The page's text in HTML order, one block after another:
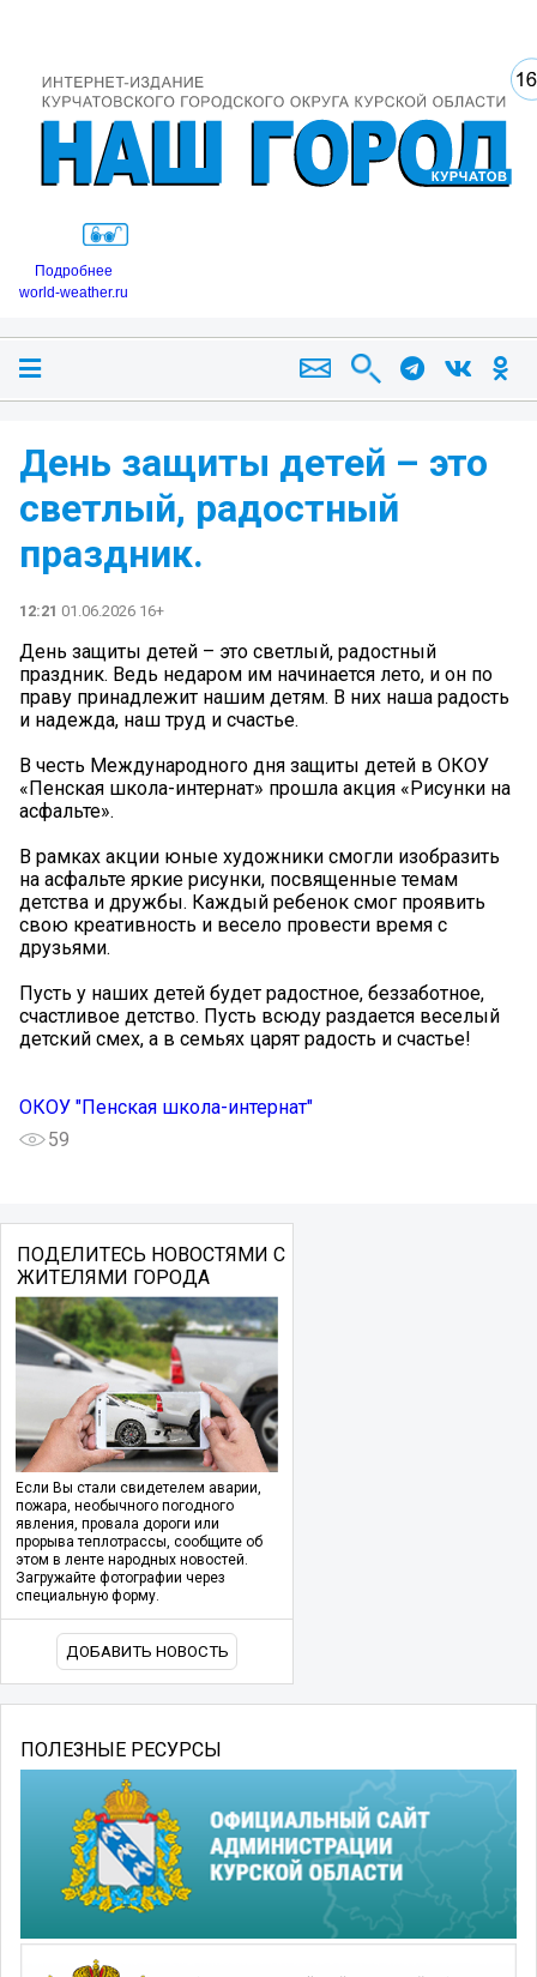
Подробнее
world-weather.ru
День защиты детей – это
светлый, радостный
праздник.
12:21 01.06.2026 16+
День защиты детей – это светлый, радостный
праздник. Ведь недаром им начинается лето, и он по
праву принадлежит нашим детям. В них наша радость
и надежда, наш труд и счастье.
В честь Международного дня защиты детей в ОКОУ
«Пенская школа-интернат» прошла акция «Рисунки на
асфальте».
В рамках акции юные художники смогли изобразить
на асфальте яркие рисунки, посвященные темам
детства и дружбы. Каждый ребенок смог проявить
свою креативность и весело провести время с
друзьями.
Пусть у наших детей будет радостное, беззаботное,
счастливое детство. Пусть всюду раздается веселый
детский смех, а в семьях царят радость и счастье!
ОКОУ "Пенская школа-интернат"
59
ПОДЕЛИТЕСЬ НОВОСТЯМИ С
ЖИТЕЛЯМИ ГОРОДА
Если Вы стали свидетелем аварии,
пожара, необычного погодного
явления, провала дороги или
прорыва теплотрассы, сообщите об
этом в ленте народных новостей.
Загружайте фотографии через
специальную форму.
ДОБАВИТЬ НОВОСТЬ
ПОЛЕЗНЫЕ РЕСУРСЫ